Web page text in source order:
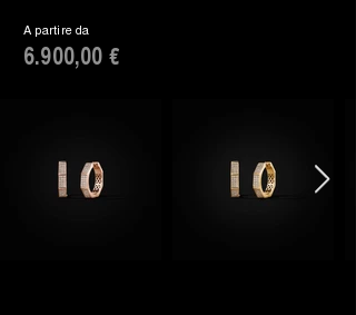
A partire da
6.900,00 €